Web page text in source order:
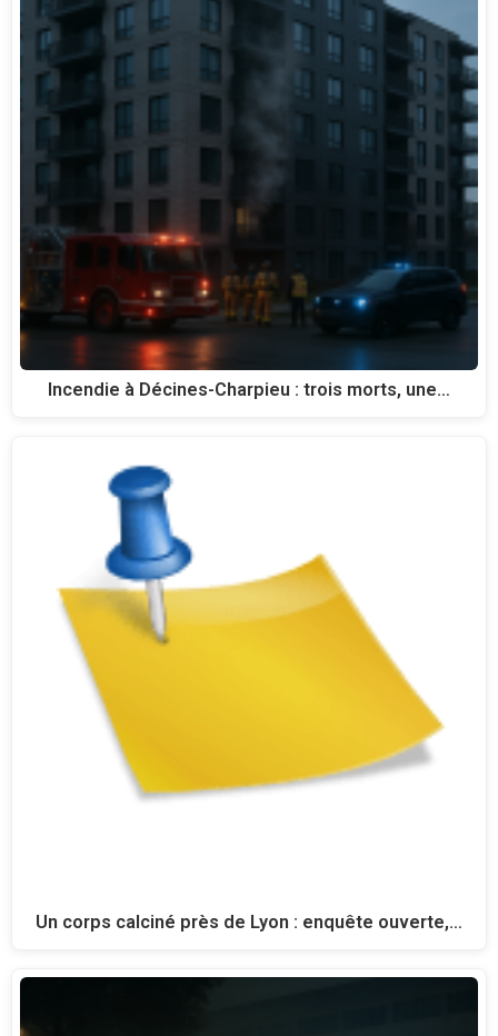
Incendie à Décines-Charpieu : trois morts, une…
Un corps calciné près de Lyon : enquête ouverte,…